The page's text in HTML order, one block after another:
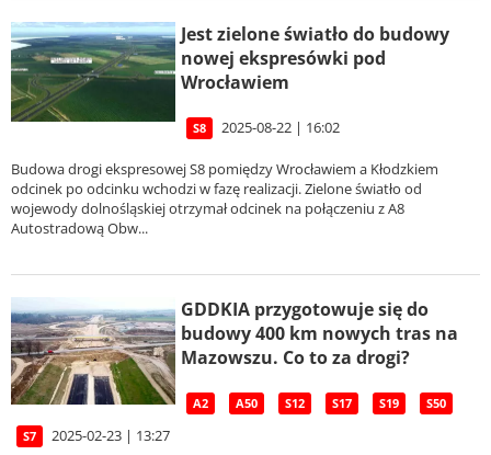
Jest zielone światło do budowy
nowej ekspresówki pod
Wrocławiem
S8 2025-08-22 | 16:02
Budowa drogi ekspresowej S8 pomiędzy Wrocławiem a Kłodzkiem
odcinek po odcinku wchodzi w fazę realizacji. Zielone światło od
wojewody dolnośląskiej otrzymał odcinek na połączeniu z A8
Autostradową Obw...
GDDKIA przygotowuje się do
budowy 400 km nowych tras na
Mazowszu. Co to za drogi?
A2 A50 S12 S17 S19 S50
S7 2025-02-23 | 13:27